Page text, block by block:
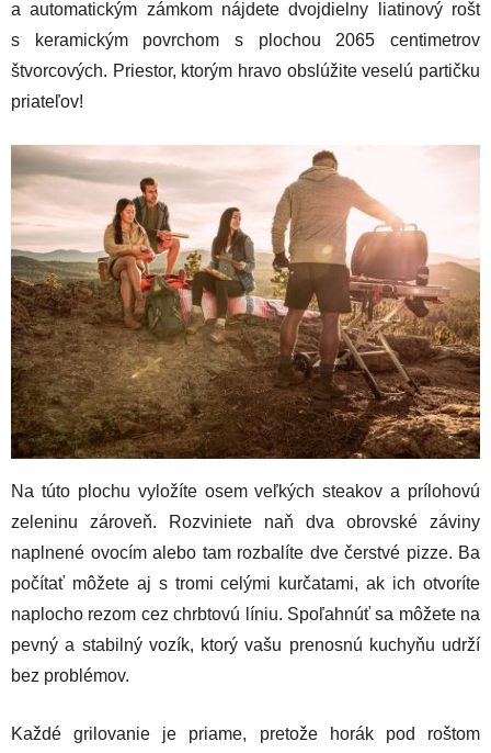
a automatickým zámkom nájdete dvojdielny liatinový rošt
s keramickým povrchom s plochou 2065 centimetrov
štvorcových. Priestor, ktorým hravo obslúžite veselú partičku
priateľov!
Na túto plochu vyložíte osem veľkých steakov a prílohovú
zeleninu zároveň. Rozviniete naň dva obrovské záviny
naplnené ovocím alebo tam rozbalíte dve čerstvé pizze. Ba
počítať môžete aj s tromi celými kurčatami, ak ich otvoríte
naplocho rezom cez chrbtovú líniu. Spoľahnúť sa môžete na
pevný a stabilný vozík, ktorý vašu prenosnú kuchyňu udrží
bez problémov.
Každé grilovanie je priame, pretože horák pod roštom